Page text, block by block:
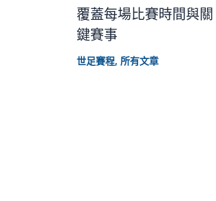
覆蓋每場比賽時間與關
鍵賽事
世足賽程, 所有文章